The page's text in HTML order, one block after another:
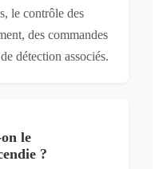
le contrôle des
des commandes
détection associés.
le
?